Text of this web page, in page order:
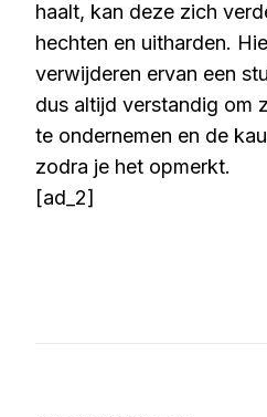
haalt, kan deze zich
hechten en uitharden.
verwijderen ervan een
dus altijd verstandig om
te ondernemen en de
zodra je het opmerkt.
[ad_2]